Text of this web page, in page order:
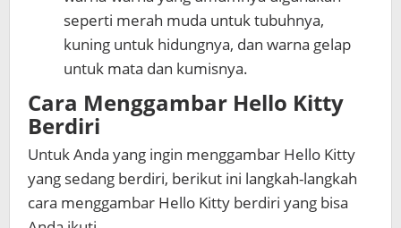
seperti merah muda untuk tubuhnya,
kuning untuk hidungnya, dan warna gelap
untuk mata dan kumisnya.
Cara Menggambar Hello Kitty
Berdiri
Untuk Anda yang ingin menggambar Hello Kitty
yang sedang berdiri, berikut ini langkah-langkah
cara menggambar Hello Kitty berdiri yang bisa